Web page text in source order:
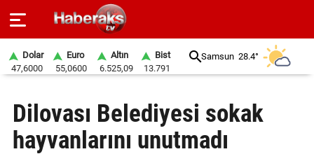
SPOR
YAŞAM
Dolar
47,6000
Euro
55,0600
Altın
6.525,09
Bist
13.791
Samsun 28.4°
Dilovası Belediyesi sokak
hayvanlarını unutmadı